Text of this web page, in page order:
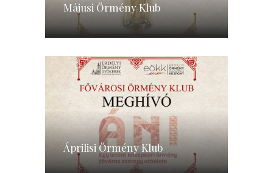
Májusi Örmény Klub
Áprilisi Örmény Klub